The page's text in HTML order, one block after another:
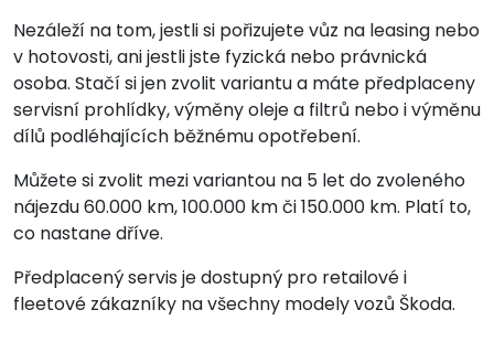
Nezáleží na tom, jestli si pořizujete vůz na leasing nebo
v hotovosti, ani jestli jste fyzická nebo právnická
osoba. Stačí si jen zvolit variantu a máte předplaceny
servisní prohlídky, výměny oleje a filtrů nebo i výměnu
dílů podléhajících běžnému opotřebení.
Můžete si zvolit mezi variantou na 5 let do zvoleného
nájezdu 60.000 km, 100.000 km či 150.000 km. Platí to,
co nastane dříve.
Předplacený servis je dostupný pro retailové i
fleetové zákazníky na všechny modely vozů Škoda.